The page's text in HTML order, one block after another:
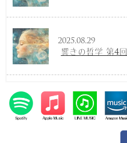
2025.08.29
響きの哲学 第4回